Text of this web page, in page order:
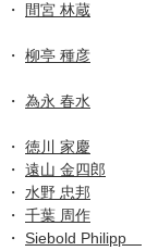
・
間宮 林蔵
・ 柳亭 種彦
・ 為永 春水
・ 徳川 家慶
・ 遠山 金四郎
・ 水野 忠邦
・ 千葉 周作
・ Siebold Philipp